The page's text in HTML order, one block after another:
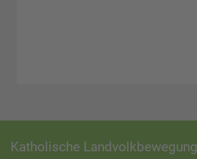
Katholische Landvolkbewegung